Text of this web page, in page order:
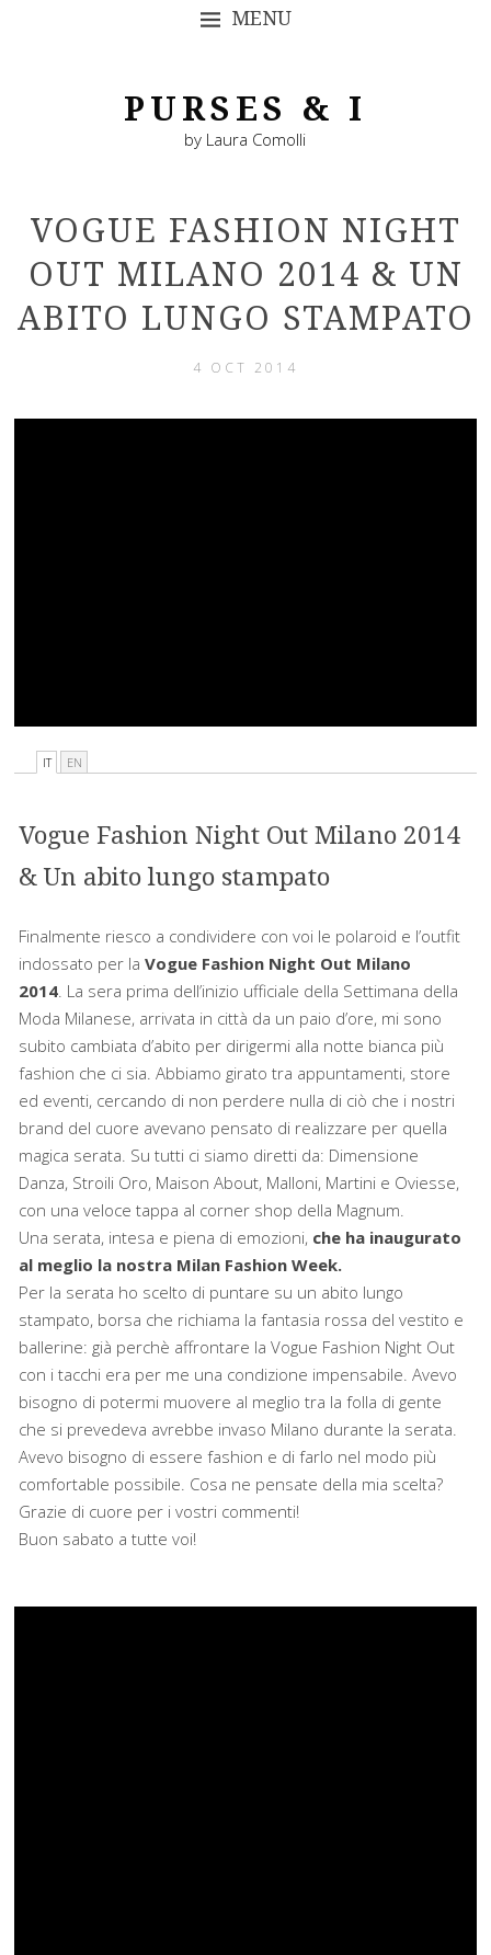
MENU
PURSES & I
by Laura Comolli
VOGUE FASHION NIGHT
OUT MILANO 2014 & UN
ABITO LUNGO STAMPATO
4 OCT 2014
IT EN
Vogue Fashion Night Out Milano 2014
& Un abito lungo stampato
Finalmente riesco a condividere con voi le polaroid e l’outfit
indossato per laVogue Fashion Night Out Milano
2014 . La sera prima dell’inizio ufficiale della Settimana della
Moda Milanese, arrivata in città da un paio d’ore, mi sono
subito cambiata d’abito per dirigermi alla notte bianca più
fashion che ci sia. Abbiamo girato tra appuntamenti, store
ed eventi, cercando di non perdere nulla di ciò che i nostri
brand del cuore avevano pensato di realizzare per quella
magica serata. Su tutti ci siamo diretti da: Dimensione
Danza, Stroili Oro, Maison About, Malloni, Martini e Oviesse,
con una veloce tappa al corner shop della Magnum.
Una serata, intesa e piena di emozioni, che ha inaugurato
al meglio la nostra Milan Fashion Week.
Per la serata ho scelto di puntare su un abito lungo
stampato, borsa che richiama la fantasia rossa del vestito e
ballerine: già perchè affrontare la Vogue Fashion Night Out
con i tacchi era per me una condizione impensabile. Avevo
bisogno di potermi muovere al meglio tra la folla di gente
che si prevedeva avrebbe invaso Milano durante la serata.
Avevo bisogno di essere fashion e di farlo nel modo più
comfortable possibile. Cosa ne pensate della mia scelta?
Grazie di cuore per i vostri commenti!
Buon sabato a tutte voi!